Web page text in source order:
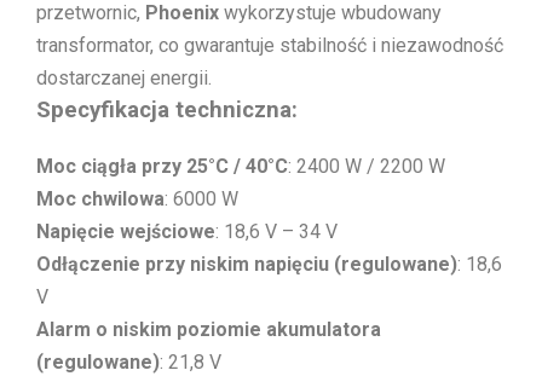
przetwornic, Phoenix wykorzystuje wbudowany
transformator, co gwarantuje stabilność i niezawodność
dostarczanej energii.
Specyfikacja techniczna:
Moc ciągła przy 25°C / 40°C: 2400 W / 2200 W
Moc chwilowa: 6000 W
Napięcie wejściowe: 18,6 V – 34 V
Odłączenie przy niskim napięciu (regulowane): 18,6
V
Alarm o niskim poziomie akumulatora
(regulowane): 21,8 V